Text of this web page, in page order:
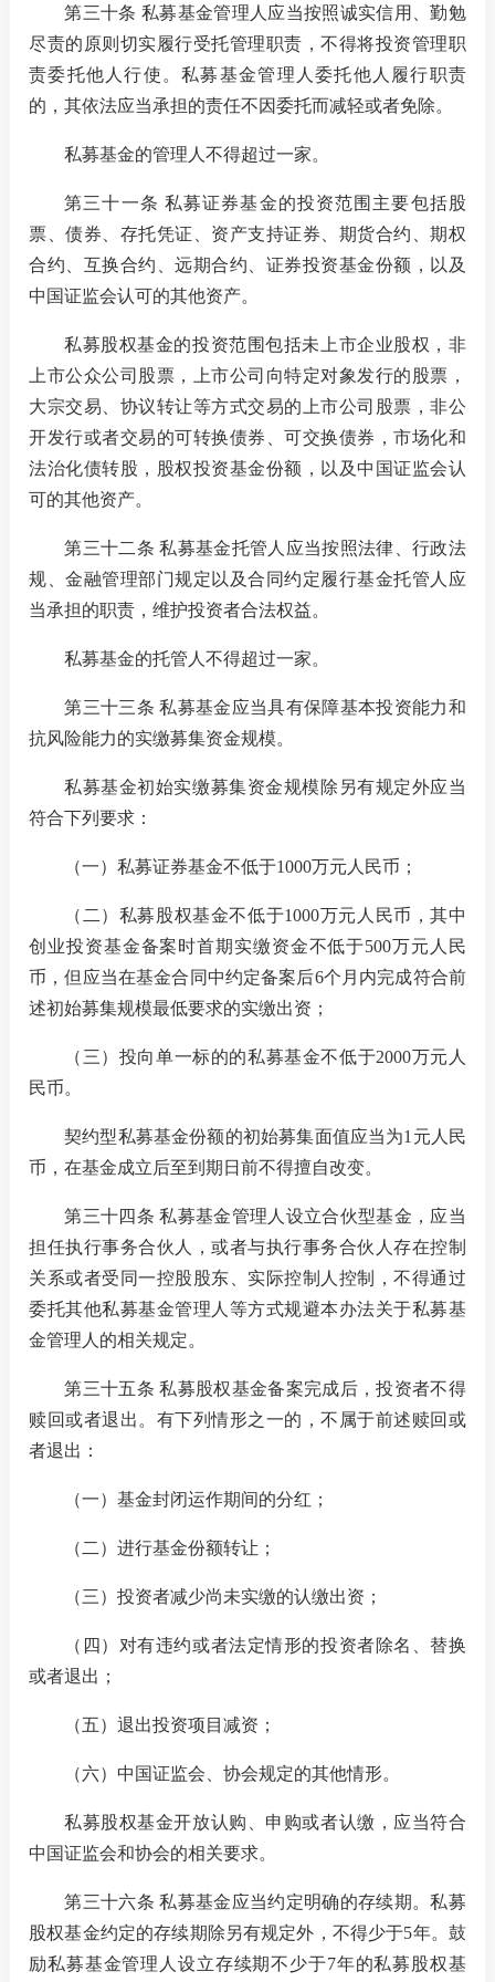
第三十条 私募基金管理人应当按照诚实信用、勤勉
尽责的原则切实履行受托管理职责，不得将投资管理职
责委托他人行使。私募基金管理人委托他人履行职责
的，其依法应当承担的责任不因委托而减轻或者免除。
私募基金的管理人不得超过一家。
第三十一条 私募证券基金的投资范围主要包括股
票、债券、存托凭证、资产支持证券、期货合约、期权
合约、互换合约、远期合约、证券投资基金份额，以及
中国证监会认可的其他资产。
私募股权基金的投资范围包括未上市企业股权，非
上市公众公司股票，上市公司向特定对象发行的股票，
大宗交易、协议转让等方式交易的上市公司股票，非公
开发行或者交易的可转换债券、可交换债券，市场化和
法治化债转股，股权投资基金份额，以及中国证监会认
可的其他资产。
第三十二条 私募基金托管人应当按照法律、行政法
规、金融管理部门规定以及合同约定履行基金托管人应
当承担的职责，维护投资者合法权益。
私募基金的托管人不得超过一家。
第三十三条 私募基金应当具有保障基本投资能力和
抗风险能力的实缴募集资金规模。
私募基金初始实缴募集资金规模除另有规定外应当
符合下列要求：
（一）私募证券基金不低于1000万元人民币；
（二）私募股权基金不低于1000万元人民币，其中
创业投资基金备案时首期实缴资金不低于500万元人民
币，但应当在基金合同中约定备案后6个月内完成符合前
述初始募集规模最低要求的实缴出资；
（三）投向单一标的的私募基金不低于2000万元人
民币。
契约型私募基金份额的初始募集面值应当为1 元人民
币，在基金成立后至到期日前不得擅自改变。
第三十四条 私募基金管理人设立合伙型基金，应当
担任执行事务合伙人，或者与执行事务合伙人存在控制
关系或者受同一控股股东、实际控制人控制，不得通过
委托其他私募基金管理人等方式规避本办法关于私募基
金管理人的相关规定。
第三十五条 私募股权基金备案完成后，投资者不得
赎回或者退出。有下列情形之一的，不属于前述赎回或
者退出：
（一）基金封闭运作期间的分红；
（二）进行基金份额转让；
（三）投资者减少尚未实缴的认缴出资；
（四）对有违约或者法定情形的投资者除名、替换
或者退出；
（五）退出投资项目减资；
（六）中国证监会、协会规定的其他情形。
私募股权基金开放认购、申购或者认缴，应当符合
中国证监会和协会的相关要求。
第三十六条 私募基金应当约定明确的存续期。私募
股权基金约定的存续期除另有规定外，不得少于5年。鼓
励私募基金管理人设立存续期不少于7年的私募股权基